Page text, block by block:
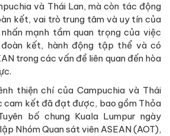
và Thái Lan, mà còn tác động
kết, vai trò trung tâm và uy tín của
mạnh tầm quan trọng của việc
kết, hành động tập thể và có
trong các vấn đề liên quan đến hòa
thiện chí của Campuchia và Thái
cam kết đã đạt được, bao gồm Thỏa
bố chung Kuala Lumpur ngày
Nhóm Quan sát viên ASEAN (AOT),